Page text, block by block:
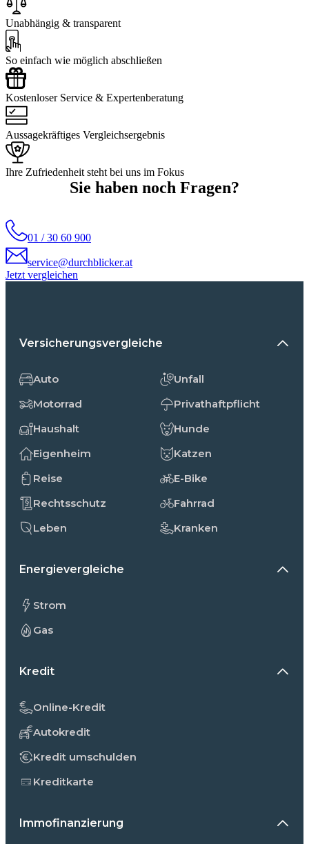
Unabhängig & transparent
So einfach wie möglich abschließen
Kostenloser Service & Expertenberatung
Aussagekräftiges Vergleichsergebnis
Ihre Zufriedenheit steht bei uns im Fokus
Sie haben noch Fragen?
01 / 30 60 900
service@durchblicker.at
Jetzt vergleichen
Versicherungsvergleiche
Auto
Motorrad
Haushalt
Eigenheim
Reise
Rechtsschutz
Leben
Unfall
Privathaftpflicht
Hunde
Katzen
E-Bike
Fahrrad
Kranken
Energievergleiche
Strom
Gas
Kredit
Online-Kredit
Autokredit
Kredit umschulden
Kreditkarte
Immofinanzierung